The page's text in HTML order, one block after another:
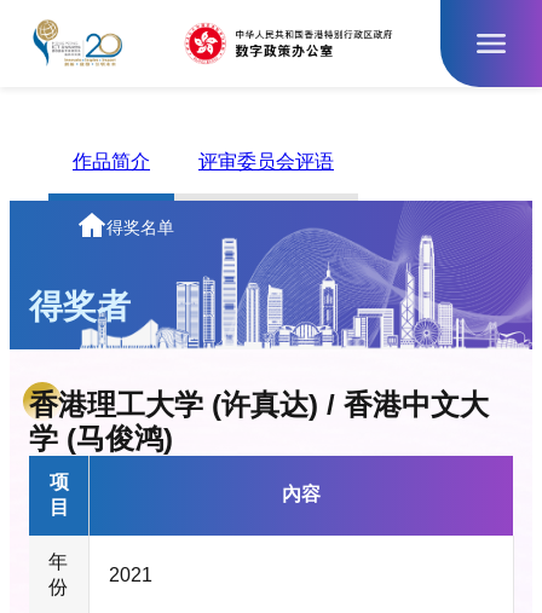
主
页
得奖名单
得奖者
作品简介 评审委员会评语
香港理工大学 (许真达) / 香港中文大
学 (马俊鸿)
项
目
內容
年
份
2021